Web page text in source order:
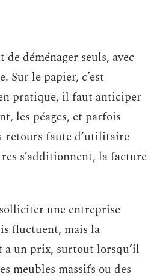
déménager seuls, avec
Sur le papier, c’est
pratique, il faut anticiper
les péages, et parfois
faute d’utilitaire
s’additionnent, la facture
une entreprise
fluctuent, mais la
un prix, surtout lorsqu’il
meubles massifs ou des